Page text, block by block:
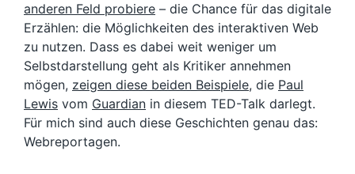
anderen Feld probiere – die Chance für das digitale
Erzählen: die Möglichkeiten des interaktiven Web
zu nutzen. Dass es dabei weit weniger um
Selbstdarstellung geht als Kritiker annehmen
mögen, zeigen diese beiden Beispiele, die Paul
Lewis vom Guardian in diesem TED-Talk darlegt.
Für mich sind auch diese Geschichten genau das:
Webreportagen.